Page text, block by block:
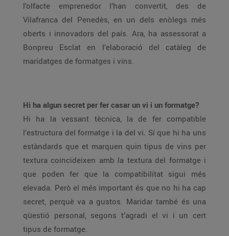
l’olfacte emprenedor l’han convertit, des de
Vilafranca del Penedès, en un dels enòlegs més
oberts i innovadors del país. Ara, ha assessorat a
Bonpreu Esclat en l’elaboració del catàleg de
maridatges de formatges i vins.
Hi ha algun secret per fer casar un vi i un formatge?
Hi ha la vessant tècnica, la de fer compatible
l’estructura del formatge i la del vi. Sí que hi ha uns
estàndards que et marquen quin tipus de vins per
textura coincideixen amb la textura del formatge i
que poden fer que la compatibilitat sigui més
elevada. Però el més important és que no hi ha cap
secret, perquè va a gustos. Maridar també és una
qüestió personal, segons t’agradi el vi i un cert
tipus de formatge.